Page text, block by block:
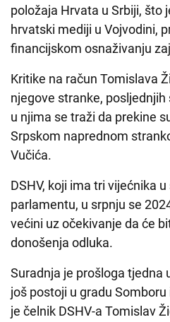
položaja Hrvata u Srbiji, što
hrvatski mediji u Vojvodini,
financijskom osnaživanju
Kritike na račun Tomislava
njegove stranke,
u njima se traži da prekine
Srpskom naprednom
Vučića.
DSHV, koji ima tri vijećnika
parlamentu, u srpnju se
većini uz očekivanje da će
donošenja odluka.
Suradnja je prošloga tjedna
još postoji u gradu
je čelnik DSHV-a Tomislav